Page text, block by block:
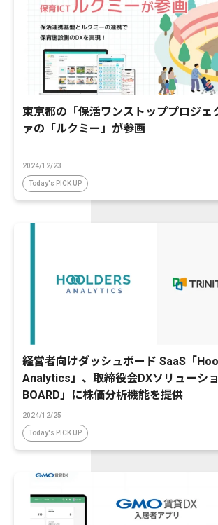
東京都の「保活ワンストッププロジェ
ァの「ルクミー」が参画
2024/12/23
Today's PICK UP
経営者向けダッシュボード SaaS「
Analytics」、取締役会DXソリューシ
BOARD」に株価分析機能を提供
2024/12/25
Today's PICK UP